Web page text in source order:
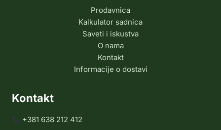
Prodavnica
Kalkulator sadnica
Saveti i iskustva
O nama
Kontakt
Informacije o dostavi
Kontakt
+381 638 212 412